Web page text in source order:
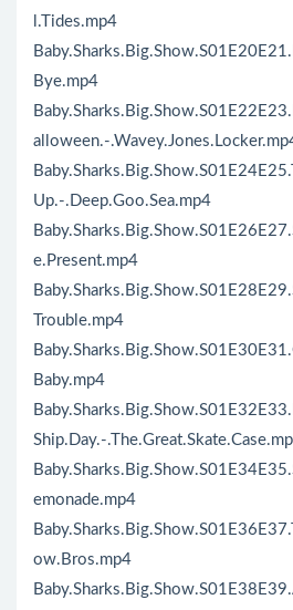
l.Tides.mp4
Bye.mp4
alloween.-
Up.-.Deep.Goo.Sea.mp4
e.Present.mp4
Trouble.mp4
Baby.mp4
Ship.Day.-
emonade.mp4
ow.Bros.mp4